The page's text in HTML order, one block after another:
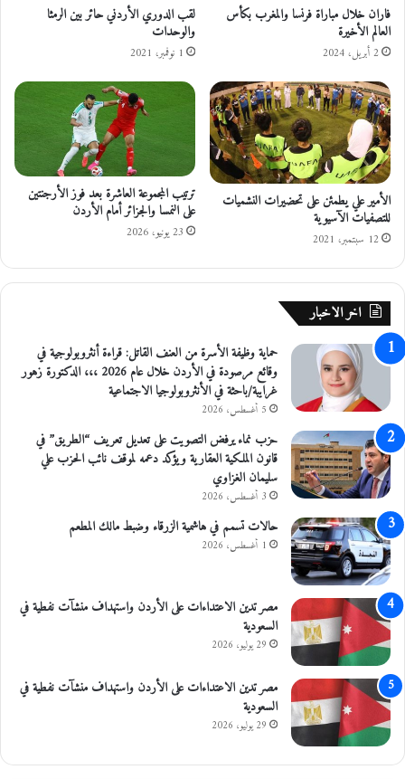
ا
م
ة
ي
ة
ت
ج
م
ع
ا
ت
م
ا
ل
ة
ل
ل
ا
ن
و
ن
ت
ب
ا
ا
ت
ن
ا
ع
و
ر
ا
ل
س
ت
ر
ة
ل
ا
ن
فاران خلال مباراة فرنسا والمغرب بكأس
العالم الأخيرة
2 أبريل، 2024
لقب الدوري الأردني حائر بين الرمثا
والوحدات
1 نوفمبر، 2021
الأمير علي يطمئن على تحضيرات النشميات
للتصفيات الآسيوية
12 سبتمبر، 2021
ترتيب المجموعة العاشرة بعد فوز الأرجنتين
على النمسا والجزائر أمام الأردن
23 يونيو، 2026
اخر الاخبار
حماية وظيفة الأسرة من العنف القاتل: قراءة أنثروبولوجية في
وقائع مرصودة في الأردن خلال عام 2026 ،،، الدكتورة زهور
غرايبة/باحثة في الأنثروبولوجيا الاجتماعية
5 أغسطس، 2026
حزب نماء يرفض التصويت على تعديل تعريف “الطريق” في
قانون الملكية العقارية ويؤكد دعمه لموقف نائب الحزب علي
سليمان الغزاوي
3 أغسطس، 2026
حالات تسمم في هاشمية الزرقاء وضبط مالك المطعم
1 أغسطس، 2026
مصر تدين الاعتداءات على الأردن واستهداف منشآت نفطية في
السعودية
29 يوليو، 2026
مصر تدين الاعتداءات على الأردن واستهداف منشآت نفطية في
السعودية
29 يوليو، 2026